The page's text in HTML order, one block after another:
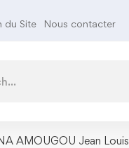
du Site Nous contacter
AMOUGOU Jean Louis